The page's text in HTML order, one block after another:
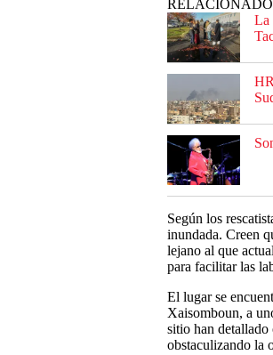
La
Según los
inundada. Creen
lejano al que
para facilitar las
El lugar se
Xaisomboun, a
sitio han detallado
obstaculizando la